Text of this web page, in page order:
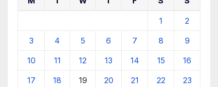
1 2
3 4 5 6 7 8 9
10 11 12 13 14 15 16
17 18 19 20 21 22 23